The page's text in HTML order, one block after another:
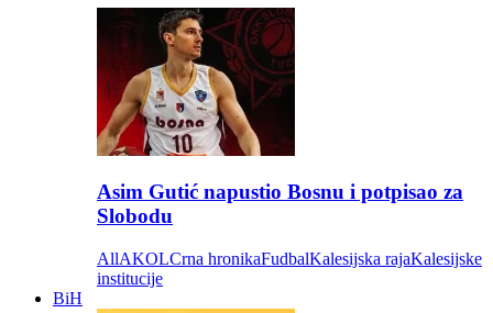
Asim Gutić napustio Bosnu i potpisao za
Slobodu
AllAKOLCrna hronikaFudbalKalesijska rajaKalesijske
institucije
BiH